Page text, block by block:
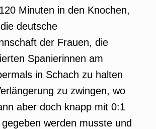
Minuten in den Knochen,
deutsche
der Frauen, die
Spanierinnen am
in Schach zu halten
zu zwingen, wo
aber doch knapp mit 0:1
werden musste und